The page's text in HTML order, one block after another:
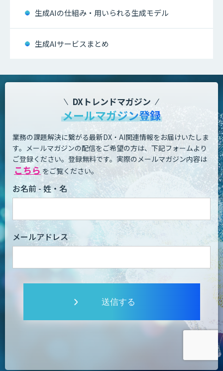
生成AIの仕組み・用いられる生成モデル
生成AIサービスまとめ
DXトレンドマガジン
メールマガジン登録
業務の課題解決に繋がる最新DX・AI関連情報をお届けいたしま
す。 メールマガジンの配信をご希望の方は、下記フォームより
ご登録ください。登録無料です。 実際のメールマガジン内容は
こちら をご覧ください。
お名前 - 姓・名
メールアドレス
送信する